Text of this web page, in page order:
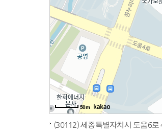
50m
(30112) 세종특별자치시 도움6